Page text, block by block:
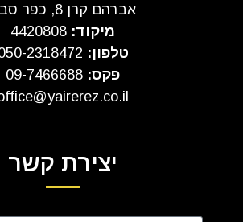
אברהם קרן 8, כפר סבא
מיקוד:
טלפון:
פקס: 09-7466688
יצירת קשר